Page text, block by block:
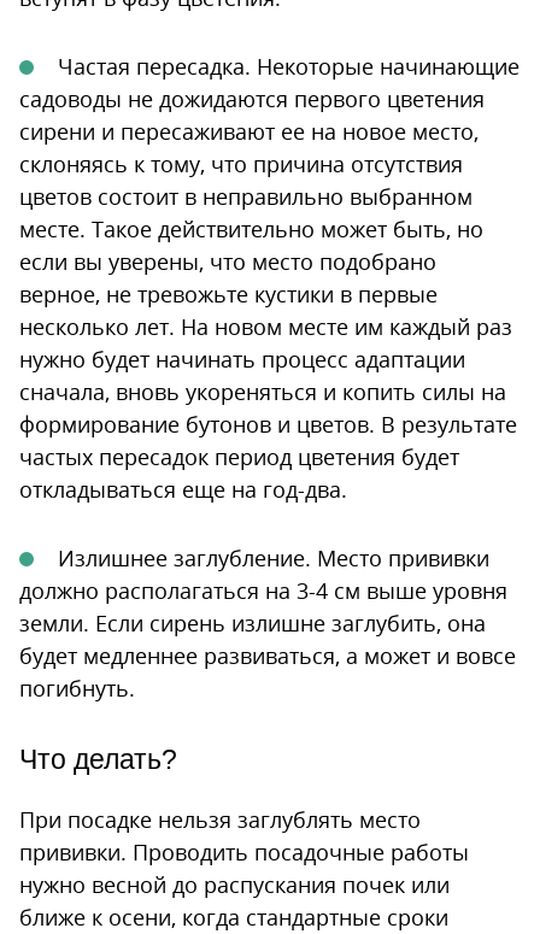
Частая пересадка. Некоторые начинающие
садоводы не дожидаются первого цветения
сирени и пересаживают ее на новое место,
склоняясь к тому, что причина отсутствия
цветов состоит в неправильно выбранном
месте. Такое действительно может быть, но
если вы уверены, что место подобрано
верное, не тревожьте кустики в первые
несколько лет. На новом месте им каждый раз
нужно будет начинать процесс адаптации
сначала, вновь укореняться и копить силы на
формирование бутонов и цветов. В результате
частых пересадок период цветения будет
откладываться еще на год-два.
Излишнее заглубление. Место прививки
должно располагаться на 3-4 см выше уровня
земли. Если сирень излишне заглубить, она
будет медленнее развиваться, а может и вовсе
погибнуть.
Что делать?
При посадке нельзя заглублять место
прививки. Проводить посадочные работы
нужно весной до распускания почек или
ближе к осени, когда стандартные сроки